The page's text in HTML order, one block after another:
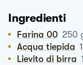
Ingredienti
Farina 00 250
Acqua tiepida
Lievito di birra